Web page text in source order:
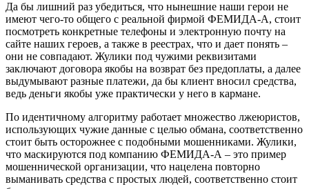
Да бы лишний раз убедиться, что нынешние наши герои не
имеют чего-то общего с реальной фирмой ФЕМИДА-А, стоит
посмотреть конкретные телефоны и электронную почту на
сайте наших героев, а также в реестрах, что и дает понять –
они не совпадают. Жулики под чужими реквизитами
заключают договора якобы на возврат без предоплаты, а далее
выдумывают разные платежи, да бы клиент вносил средства,
ведь деньги якобы уже практически у него в кармане.
По идентичному алгоритму работает множество лжеюристов,
использующих чужие данные с целью обмана, соответственно
стоит быть осторожнее с подобными мошенниками. Жулики,
что маскируются под компанию ФЕМИДА-А – это пример
мошеннической организации, что нацелена повторно
выманивать средства с простых людей, соответственно стоит